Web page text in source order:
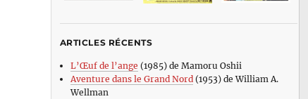
ARTICLES RÉCENTS
L’Œuf de l’ange (1985) de Mamoru Oshii
Aventure dans le Grand Nord(1953) de William A.
Wellman